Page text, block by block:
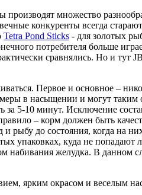
множество
конкуренты всегда
Tetra Pond Sticks - для золотых
потребителя больше
сравнялись. Но и тут
Первое и основное –
в насыщении и могут таким
за 5-10 минут. Исключение
– корм должен быть
рыбу до состояния, когда на
упаковках, куда не попадают
набивания желудка. В данном
ярким окрасом и веселым